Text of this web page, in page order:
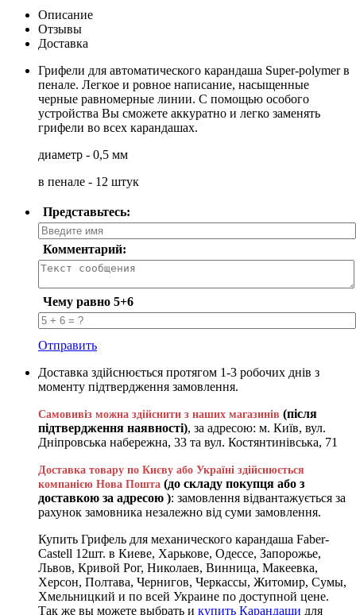
Описание
Отзывы
Доставка
Грифели для автоматического карандаша Super-polymer в
пенале. Легкое и ровное написание, насыщенные
черные равномерные линии. С помощью особого
устройства Вы сможете аккуратно и легко заменять
грифели во всех карандашах.
диаметр - 0,5 мм
в пенале - 12 штук
Представьтесь:
Комментарий:
Чему равно 5+6
Отправить
Доставка здійснюється протягом 1-3 робочих днів з
моменту підтвердження замовлення.
Самовивіз можна здійснити з наших магазинів (після
підтвердження наявності), за адресою: м. Київ, вул.
Дніпровська набережна, 33 та вул. Костянтинівська, 71
Доставка товару по Києву або Україні здійснюється
компанією Нова Пошта (до складу покупця або з
доставкою за адресою ): замовлення відвантажується за
рахунок замовника незалежно від суми замовлення.
Купить Грифель для механического карандаша Faber-
Castell 12шт. в Киеве, Харькове, Одессе, Запорожье,
Львов, Кривой Рог, Николаев, Винница, Макеевка,
Херсон, Полтава, Чернигов, Черкассы, Житомир, Сумы,
Хмельницкий и по всей Украине по доступной цене.
Так же вы можете выбрать и купить Карандаши для